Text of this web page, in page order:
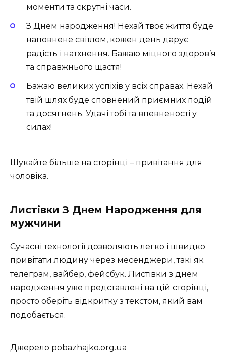
моменти та скрутні часи.
З Днем народження! Нехай твоє життя буде
наповнене світлом, кожен день дарує
радість і натхнення. Бажаю міцного здоров’я
та справжнього щастя!
Бажаю великих успіхів у всіх справах. Нехай
твій шлях буде сповнений приємних подій
та досягнень. Удачі тобі та впевненості у
силах!
Шукайте більше на сторінці – привітання для
чоловіка.
Листівки З Днем Народження для
мужчини
Сучасні технології дозволяють легко і швидко
привітати людину через месенджери, такі як
телеграм, вайбер, фейсбук. Листівки з днем
народження уже представлені на цій сторінці,
просто оберіть відкритку з текстом, який вам
подобається.
Джерело pobazhajko.org.ua